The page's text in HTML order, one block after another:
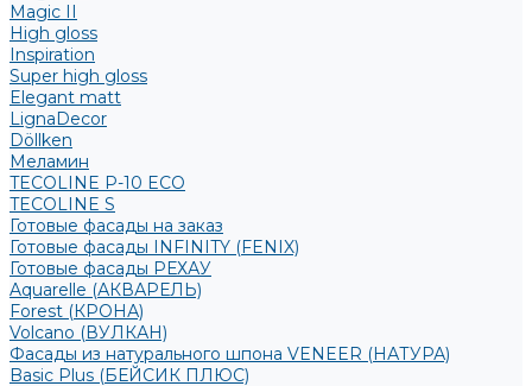
Magic II
High gloss
Inspiration
Super high gloss
Elegant matt
LignaDecor
Döllken
Меламин
TECOLINE P-10 ECO
TECOLINE S
Готовые фасады на заказ
Готовые фасады INFINITY (FENIX)
Готовые фасады РЕХАУ
Aquarelle (АКВАРЕЛЬ)
Forest (КРОНА)
Volcano (ВУЛКАН)
Фасады из натурального шпона VENEER (НАТУРА)
Basic Plus (БЕЙСИК ПЛЮС)